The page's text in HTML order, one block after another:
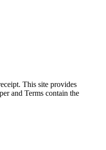
This site provides
and Terms contain the